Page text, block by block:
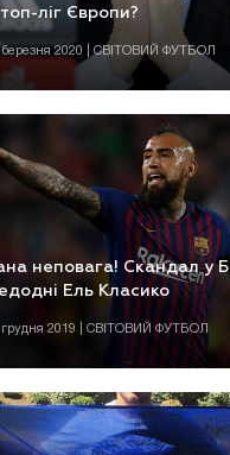
ліг Європи?
березня 2020 | СВІТОВИЙ ФУТБОЛ
неповага! Скандал у
Ель Класико
грудня 2019 | СВІТОВИЙ ФУТБОЛ